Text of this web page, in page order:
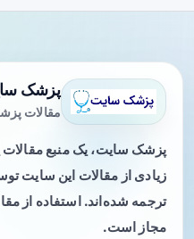
پزشک
مقالات
پزشک سایت، یک منبع
زیادی از مقالات این سایت
ترجمه شده‌اند. استفاده از
مجاز است.